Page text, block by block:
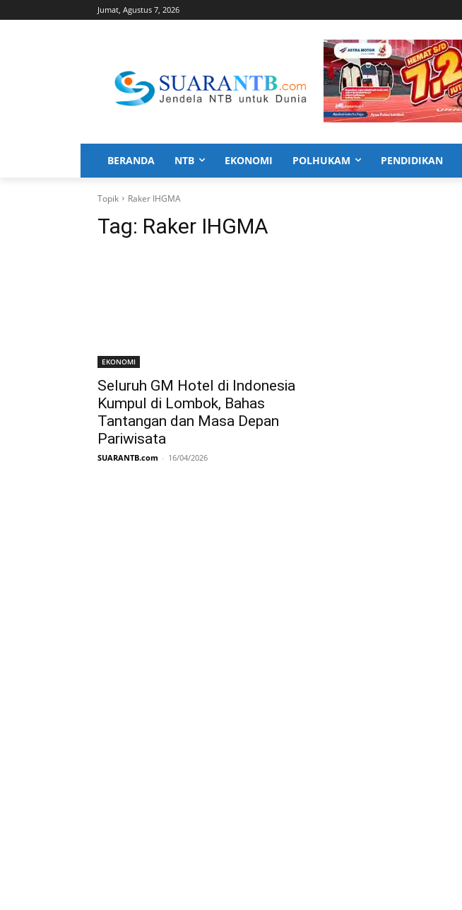
Jumat, Agustus 7, 2026
BERANDA NTB EKONOMI POLHUKAM PENDIDIKAN
Topik Raker IHGMA
Tag: Raker IHGMA
EKONOMI
Seluruh GM Hotel di Indonesia
Kumpul di Lombok, Bahas
Tantangan dan Masa Depan
Pariwisata
SUARANTB.com - 16/04/2026